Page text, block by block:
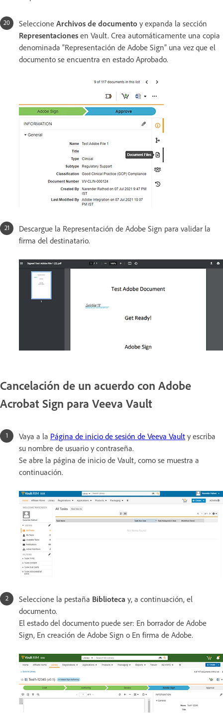
Seleccione Archivos de documento y expanda la sección
Representaciones en Vault. Crea automáticamente una copia
denominada “Representación de Adobe Sign” una vez que el
documento se encuentra en estado Aprobado.
Descargue la Representación de Adobe Sign para validar la
firma del destinatario.
Cancelación de un acuerdo con Adobe
Acrobat Sign para Veeva Vault
Vaya a la Página de inicio de sesión de Veeva Vault y escriba
su nombre de usuario y contraseña.
Se abre la página de inicio de Vault, como se muestra a
continuación.
Seleccione la pestaña Biblioteca y, a continuación, el
documento.
El estado del documento puede ser: En borrador de Adobe
Sign, En creación de Adobe Sign o En firma de Adobe.